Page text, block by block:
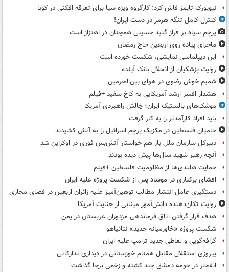
نیویورک تایمز فاش کرد: کارگروه ویژه سیا برای تفرقه افکنی در کوبا
کنترل کامل تنگه هرمز در دست ایران!
پرچم سیاه بر فراز گنبد حسینی همچنان در اهتزاز است
ماجرای پیاده روی اربعین حاج رمضان
این دیپلماسی نمایشی، شکست خورده است
روایت پزشکیان از انحلال بانک آینده
شمیم خوش رضوی در هوای بین‌الحرمین
هشدار افسر ارشد آمریکایی به کاخ سفید +فیلم
موشک‌های بالستیک ایران؛ چالش راهبردی آمریکا
باید افراد کارآمدتر را به کار گرفت
حامیان فلسطین در مکزیک پرچم اسرائیل را به آتش کشیدند
دبیرکل سازمان ملل باز هم خواستار آتش‌بس فوری در اوکراین شد
آنچه رهبر شهید سال‌ها پیش دیده بودند
حمایت هلندی‌ها از مظلومیت فلسطین +فیلم
افشای برکناری در موساد پس از شکست پروژه علیه ایران
دستگیری عامل انتشار مطالب توهین‌آمیز علیه زائران اربعین در فضای مجازی
روایت تکان‌دهنده دانش‌آموز مینابی از جنایت آمریکا
هدف قرار گرفتن اتاق‌ فرماندهی مزدوران عربستان در یمن
شکست پروژه «خاورمیانه جدید» نتانیاهو
گزافه‌گویی و لفاظی جدید ترامپ علیه ایران
پیروزی استقلال مقابل همنام خوزستانی در دیداری تدارکاتی
انفجار در حومه دمشق چند کشته و زخمی برجا گذاشت